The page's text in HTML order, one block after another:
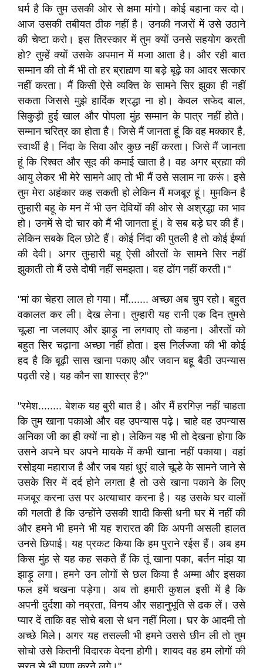
धर्म है कि तुम उसकी ओर से क्षमा मांगो। कोई बहाना कर दो।
आज उसकी तबीयत ठीक नहीं है। उनकी नजरों में उसे उठाने
की चेष्टा करो। इस तिरस्कार में तुम क्यों उनसे सहयोग करती
हो? तुम्हें क्यों उसके अपमान में मजा आता है। और रही बात
सम्मान की तो मैं भी तो हर ब्राह्मण या बड़े बूढ़े का आदर सत्कार
नहीं करता। मैं किसी ऐसे व्यक्ति के सामने सिर झुका ही नहीं
सकता जिससे मुझे हार्दिक श्रद्धा ना हो। केवल सफेद बाल,
सिकुड़ी हुई खाल और पोपला मुंह सम्मान के पात्र नहीं होते।
सम्मान चरित्र का होता है। जिसे मैं जानता हूं कि वह मक्कार है,
स्वार्थी है। निंदा के सिवा और कुछ नहीं करता। जिसे मैं जानता
हूं कि रिश्वत और सूद की कमाई खाता है। वह अगर ब्रह्मा की
आयु लेकर भी मेरे सामने आए तो भी मैं उसे सलाम ना करूं। इसे
तुम मेरा अहंकार कह सकती हो लेकिन मैं मजबूर हूं। मुमकिन है
तुम्हारी बहू के मन में भी उन देवियों की ओर से अश्रद्धा का भाव
हो। उनमें से दो चार को मैं भी जानता हूं। वे सब बड़े घर की हैं।
लेकिन सबके दिल छोटे हैं। कोई निंदा की पुतली है तो कोई ईर्ष्या
की देवी। अगर तुम्हारी बहू ऐसी औरतों के सामने सिर नहीं
झुकाती तो मैं उसे दोषी नहीं समझता। वह ढोंग नहीं करती।"
"मां का चेहरा लाल हो गया। माँ....... अच्छा अब चुप रहो। बहुत
वकालत कर ली। देख लेना। तुम्हारी यह रानी एक दिन तुमसे
चूल्हा ना जलवाए और झाड़ू ना लगवाए तो कहना। औरतों को
बहुत सिर चढ़ाना अच्छा नहीं होता। इस निर्लज्जा की भी कोई
हद है कि बूढ़ी सास खाना पकाए और जवान बहू बैठी उपन्यास
पढ़ती रहे। यह कौन सा शास्त्र है?"
"रमेश........ बेशक यह बुरी बात है। और मैं हरगिज़ नहीं चाहता
कि तुम खाना पकाओ और वह उपन्यास पढ़े। चाहे वह उपन्यास
अनिका जी का ही क्यों ना हो। लेकिन यह भी तो देखना होगा कि
उसने अपने घर अपने मायके में कभी खाना नहीं पकाया। वहां
रसोइया महाराज है और जब यहां धुएं वाले चूल्हे के सामने जाने से
उसके सिर में दर्द होने लगता है तो उसे खाना पकाने के लिए
मजबूर करना उस पर अत्याचार करना है। यह उसके घर वालों
की गलती है कि उन्होंने उसकी शादी किसी धनी घर में नहीं की
और हमने भी हमने भी यह शरारत की कि अपनी असली हालत
उनसे छिपाई। यह प्रकट किया कि हम पुराने रईस हैं। अब हम
किस मुंह से यह कह सकते हैं कि तूं खाना पका, बर्तन मांझ या
झाड़ू लगा। हमने उन लोगों से छल किया है अम्मा और इसका
फल हमें चखना पड़ेगा। अब तो हमारी कुशल इसी में है कि
अपनी दुर्दशा को नव्रता, विनय और सहानुभूति से ढक लें। उसे
प्यार दें ताकि वह सोचे बला से धन नहीं मिला। घर के आदमी तो
अच्छे मिले। अगर यह तसल्ली भी हमने उससे छीन ली तो तुम
सोचो उसे कितनी विदारक वेदना होगी। शायद वह हम लोगों की